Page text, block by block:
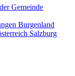
Gemeinde
Burgenland
Salzburg